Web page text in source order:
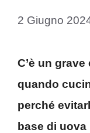
2 Giugno
C’è un
quando
perché
base di